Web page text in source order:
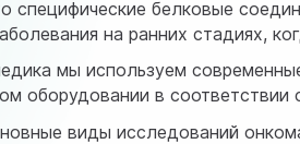
специфические белковые
на ранних стадиях,
мы используем
оборудовании в
виды исследований